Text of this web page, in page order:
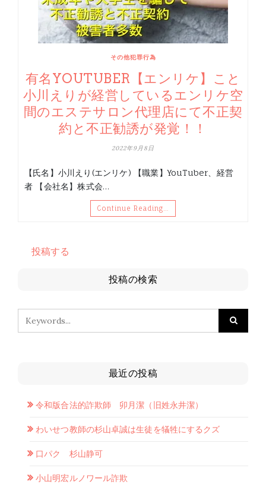
その他犯罪行為
有名YOUTUBER【エンリケ】こと
小川えりが経営しているエンリケ空
間のエステサロン代理店にて不正契
約と不正勧誘が発覚！！
2022年9月8日
【氏名】小川えり(エンリケ) 【職業】YouTuber、経営
者 【会社名】株式会…
Continue Reading…
投稿する
投稿の検索
最近の投稿
令和版合法的詐欺師 卯月潔（旧姓永井潔）
わいせつ教師の杉山卓誠は生徒を犠牲にするクズ
口パク 杉山静可
小山明宏ルノワール詐欺